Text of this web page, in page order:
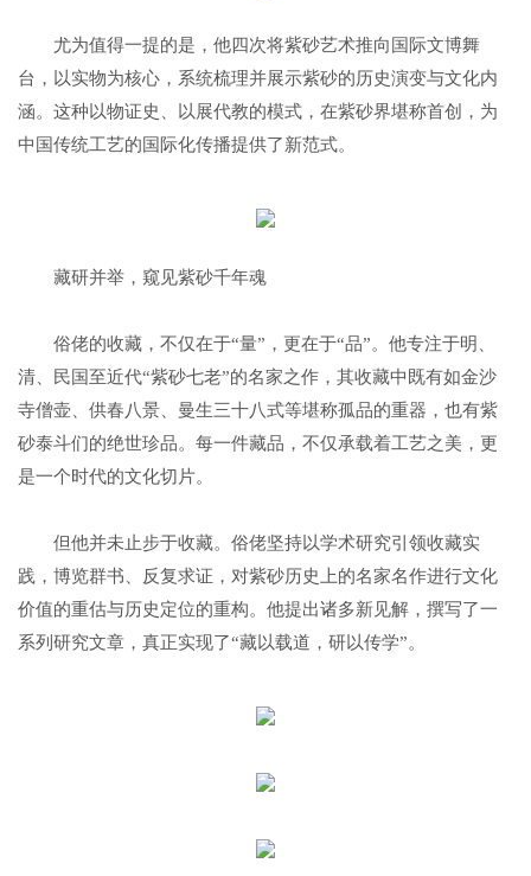
尤为值得一提的是，他四次将紫砂艺术推向国际文博舞
台，以实物为核心，系统梳理并展示紫砂的历史演变与文化内
涵。这种以物证史、以展代教的模式，在紫砂界堪称首创，为
中国传统工艺的国际化传播提供了新范式。
藏研并举，窥见紫砂千年魂
俗佬的收藏，不仅在于“量”，更在于“品”。他专注于明、
清、民国至近代“紫砂七老”的名家之作，其收藏中既有如金沙
寺僧壶、供春八景、曼生三十八式等堪称孤品的重器，也有紫
砂泰斗们的绝世珍品。每一件藏品，不仅承载着工艺之美，更
是一个时代的文化切片。
但他并未止步于收藏。俗佬坚持以学术研究引领收藏实
践，博览群书、反复求证，对紫砂历史上的名家名作进行文化
价值的重估与历史定位的重构。他提出诸多新见解，撰写了一
系列研究文章，真正实现了“藏以载道，研以传学”。